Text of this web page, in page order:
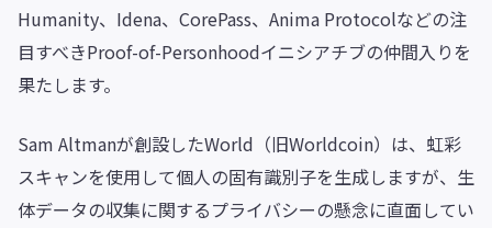
Humanity、Idena、CorePass、Anima Protocolなどの注
目すべきProof-of-Personhoodイニシアチブの仲間入りを
果たします。
Sam Altmanが創設したWorld（旧Worldcoin）は、虹彩
スキャンを使用して個人の固有識別子を生成しますが、生
体データの収集に関するプライバシーの懸念に直面してい